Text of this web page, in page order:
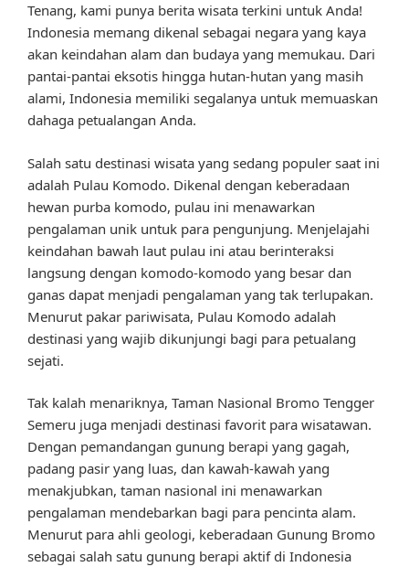
Tenang, kami punya berita wisata terkini untuk Anda!
Indonesia memang dikenal sebagai negara yang kaya
akan keindahan alam dan budaya yang memukau. Dari
pantai-pantai eksotis hingga hutan-hutan yang masih
alami, Indonesia memiliki segalanya untuk memuaskan
dahaga petualangan Anda.
Salah satu destinasi wisata yang sedang populer saat ini
adalah Pulau Komodo. Dikenal dengan keberadaan
hewan purba komodo, pulau ini menawarkan
pengalaman unik untuk para pengunjung. Menjelajahi
keindahan bawah laut pulau ini atau berinteraksi
langsung dengan komodo-komodo yang besar dan
ganas dapat menjadi pengalaman yang tak terlupakan.
Menurut pakar pariwisata, Pulau Komodo adalah
destinasi yang wajib dikunjungi bagi para petualang
sejati.
Tak kalah menariknya, Taman Nasional Bromo Tengger
Semeru juga menjadi destinasi favorit para wisatawan.
Dengan pemandangan gunung berapi yang gagah,
padang pasir yang luas, dan kawah-kawah yang
menakjubkan, taman nasional ini menawarkan
pengalaman mendebarkan bagi para pencinta alam.
Menurut para ahli geologi, keberadaan Gunung Bromo
sebagai salah satu gunung berapi aktif di Indonesia